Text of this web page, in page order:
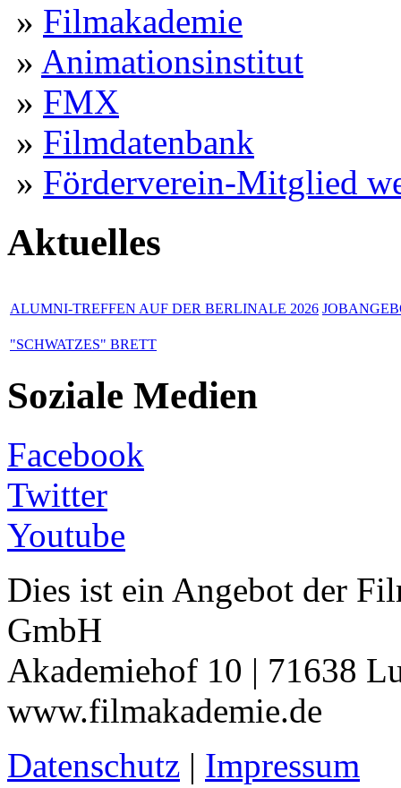
» Filmakademie
» Animationsinstitut
» FMX
» Filmdatenbank
» Förderverein-Mitglied
Aktuelles
ALUMNI-TREFFEN AUF DER BERLINALE 2026
"SCHWATZES" BRETT
Soziale Medien
Facebook
Twitter
Youtube
Dies ist ein Angebot der
GmbH
Akademiehof 10 | 71638
www.filmakademie.de
Datenschutz | Impressum